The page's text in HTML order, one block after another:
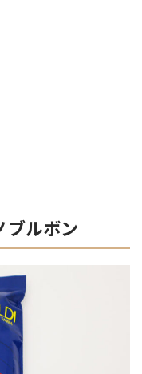
ブルボン